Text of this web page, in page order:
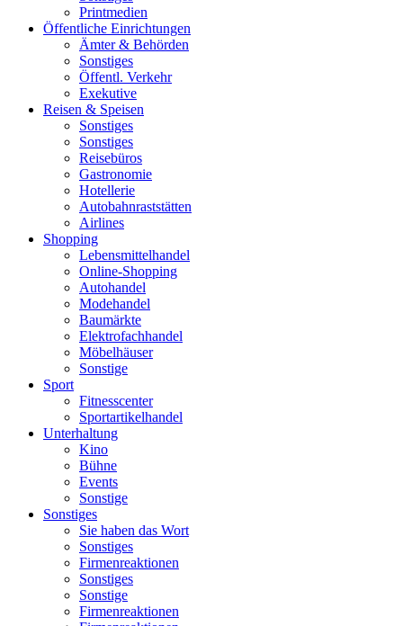
Printmedien
Öffentliche Einrichtungen
Ämter & Behörden
Sonstiges
Öffentl. Verkehr
Exekutive
Reisen & Speisen
Sonstiges
Sonstiges
Reisebüros
Gastronomie
Hotellerie
Autobahnraststätten
Airlines
Shopping
Lebensmittelhandel
Online-Shopping
Autohandel
Modehandel
Baumärkte
Elektrofachhandel
Möbelhäuser
Sonstige
Sport
Fitnesscenter
Sportartikelhandel
Unterhaltung
Kino
Bühne
Events
Sonstige
Sonstiges
Sie haben das Wort
Sonstiges
Firmenreaktionen
Sonstiges
Sonstige
Firmenreaktionen